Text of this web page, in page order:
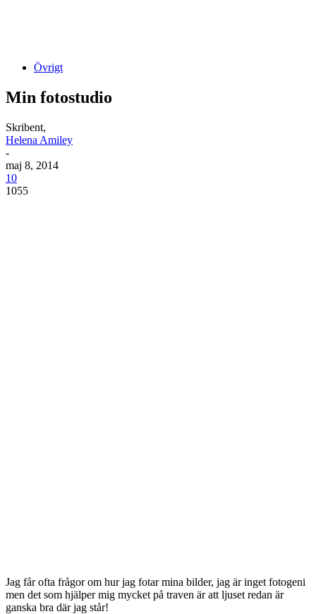
Övrigt
Min fotostudio
Skribent,
Helena Amiley
-
maj 8, 2014
10
1055
Jag får ofta frågor om hur jag fotar mina bilder, jag är inget fotogeni
men det som hjälper mig mycket på traven är att ljuset redan är
ganska bra där jag står!